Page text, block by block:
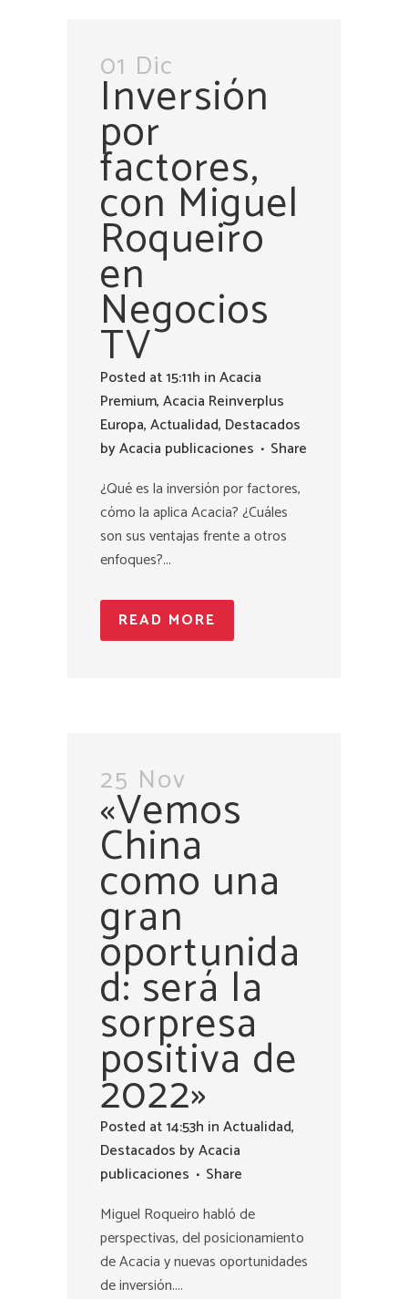
01 Dic
Inversión
por
factores,
con Miguel
Roqueiro
en
Negocios
TV
Posted at 15:11h inAcacia
Premium,Acacia Reinverplus
Europa,Actualidad, Destacados
byAcacia publicaciones
Share
¿Qué es la inversión por factores,
cómo la aplica Acacia? ¿Cuáles
son sus ventajas frente a otros
enfoques?...
READ MORE
25 Nov
«Vemos
China
como una
gran
oportunida
d: será la
sorpresa
positiva de
2022»
Posted at 14:53h inActualidad,
Destacados byAcacia
publicaciones
Share
Miguel Roqueiro habló de
perspectivas, del posicionamiento
de Acacia y nuevas oportunidades
de inversión....